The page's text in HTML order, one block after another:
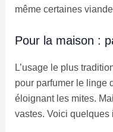
même certaines
Pour la maison :
L’usage le plus
pour parfumer le linge
éloignant les mites.
vastes. Voici quelques